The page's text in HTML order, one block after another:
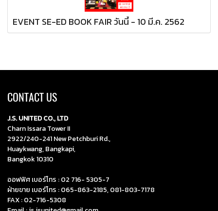
EVENT SE-ED BOOK FAIR วันนี้ - 10 มี.ค. 2562
CONTACT US
J.S. UNITED CO., LTD
Charn Issara Tower II
2922/240-241 New Petchburi Rd.,
Huaykwang, Bangkapi,
Bangkok 10310
ออฟฟิศ เบอร์โทร :02 716- 5305-7
ฝ่ายขาย เบอร์โทร :065-863-2185,081-803-7178
FAX : 02-716-5308